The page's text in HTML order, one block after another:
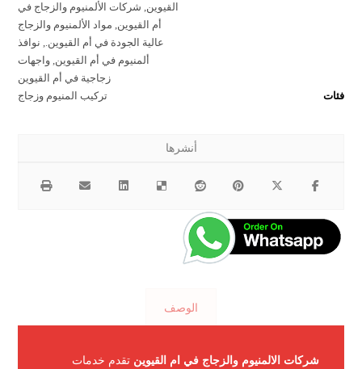
القيوين شركات الألمنيوم والزجاج في
أم القيوين مواد الألمنيوم والزجاج
عالية الجودة في أم القيوين.
نوافذ
ألمنيوم في أم القيوين واجهات
زجاجية في أم القيوين
فئات
تركيب المنيوم وزجاج
الوصف
شركات الالمنيوم والزجاج في ام القيوين تقدم خدمات